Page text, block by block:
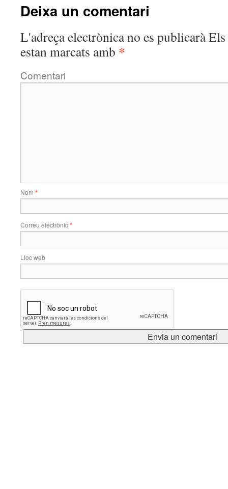
Deixa un comentari
L'adreça electrònica no es publicaràEls
estan marcats amb *
Comentari
Nom *
Correu electrònic*
Lloc web